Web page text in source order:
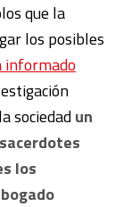
que la
los posibles
informado
sociedadun
los